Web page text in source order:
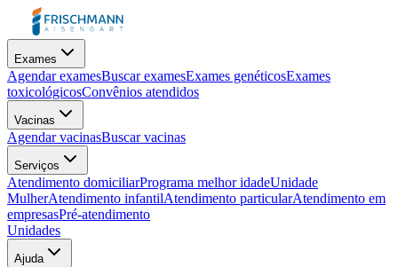
Exames
Agendar examesBuscar examesExames genéticosExames
toxicológicosConvênios atendidos
Vacinas
Agendar vacinasBuscar vacinas
Serviços
Atendimento domiciliarPrograma melhor idadeUnidade
MulherAtendimento infantilAtendimento particularAtendimento em
empresasPré-atendimento
Unidades
Ajuda